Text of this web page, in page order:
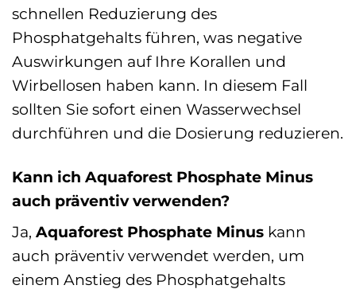
schnellen Reduzierung des
Phosphatgehalts führen, was negative
Auswirkungen auf Ihre Korallen und
Wirbellosen haben kann. In diesem Fall
sollten Sie sofort einen Wasserwechsel
durchführen und die Dosierung reduzieren.
Kann ich Aquaforest Phosphate Minus
auch präventiv verwenden?
Ja, Aquaforest Phosphate Minus kann
auch präventiv verwendet werden, um
einem Anstieg des Phosphatgehalts